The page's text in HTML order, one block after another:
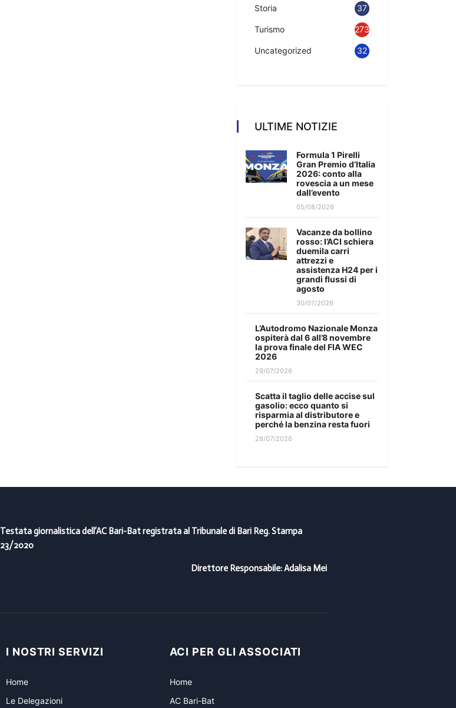
Storia 37
Turismo 273
Uncategorized 32
ULTIME NOTIZIE
Formula 1 Pirelli
Gran Premio d’Italia
2026: conto alla
rovescia a un mese
dall’evento
05/08/2026
Vacanze da bollino
rosso: l’ACI schiera
duemila carri
attrezzi e
assistenza H24 per i
grandi flussi di
agosto
30/07/2026
L’Autodromo Nazionale Monza
ospiterà dal 6 all’8 novembre
la prova finale del FIA WEC
2026
29/07/2026
Scatta il taglio delle accise sul
gasolio: ecco quanto si
risparmia al distributore e
perché la benzina resta fuori
28/07/2026
Testata giornalistica dell’AC Bari-Bat registrata al Tribunale di Bari Reg. Stampa
23/2020
Direttore Responsabile: Adalisa Mei
I NOSTRI SERVIZI
Home
Le Delegazioni
ACI PER GLI ASSOCIATI
Home
AC Bari-Bat